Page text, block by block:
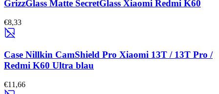
GrizzGlass Matte SecretGlass Xiaomi Redmi K60
€8,33
Case Nillkin CamShield Pro Xiaomi 13T / 13T Pro /
Redmi K60 Ultra blau
€11,66